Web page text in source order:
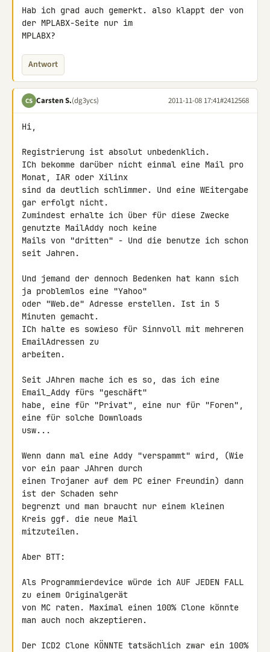
Hab ich grad auch gemerkt. also klappt der von
der MPLABX-Seite nur im
MPLABX?
Antwort
CS Carsten S.(dg3ycs) 2011-11-08 17:41#2412568
Hi,
Registrierung ist absolut unbedenklich.
ICh bekomme darüber nicht einmal eine Mail pro
Monat, IAR oder Xilinx
sind da deutlich schlimmer. Und eine WEitergabe
gar erfolgt nicht.
Zumindest erhalte ich über für diese Zwecke
genutzte MailAddy noch keine
Mails von "dritten" - Und die benutze ich schon
seit Jahren.
Und jemand der dennoch Bedenken hat kann sich
ja problemlos eine "Yahoo"
oder "Web.de" Adresse erstellen. Ist in 5
Minuten gemacht.
ICh halte es sowieso für Sinnvoll mit mehreren
EmailAdressen zu
arbeiten.
Seit JAhren mache ich es so, das ich eine
Email_Addy fürs "geschäft"
habe, eine für "Privat", eine nur für "Foren",
eine für solche Downloads
usw...
Wenn dann mal eine Addy "verspammt" wird, (Wie
vor ein paar JAhren durch
einen Trojaner auf dem PC einer Freundin) dann
ist der Schaden sehr
begrenzt und man braucht nur einem kleinen
Kreis ggf. die neue Mail
mitzuteilen.
Aber BTT:
Als Programmierdevice würde ich AUF JEDEN FALL
zu einem Originalgerät
von MC raten. Maximal einen 100% Clone könnte
man auch noch akzeptieren.
Der ICD2 Clone KÖNNTE tatsächlich zwar ein 100%